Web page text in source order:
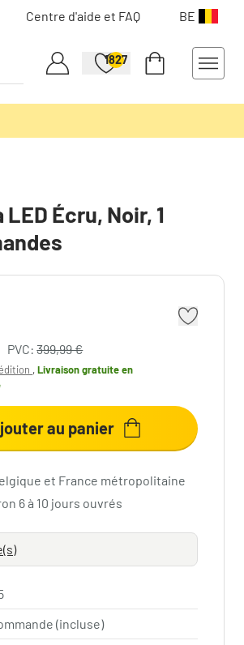
Centre d'aide et FAQ BE
1827
Écru, Noir, 1
PVC:399,99 €
,Livraison gratuiteen
au panier
et France métropolitaine
6 à 10 jours ouvrés
(incluse)